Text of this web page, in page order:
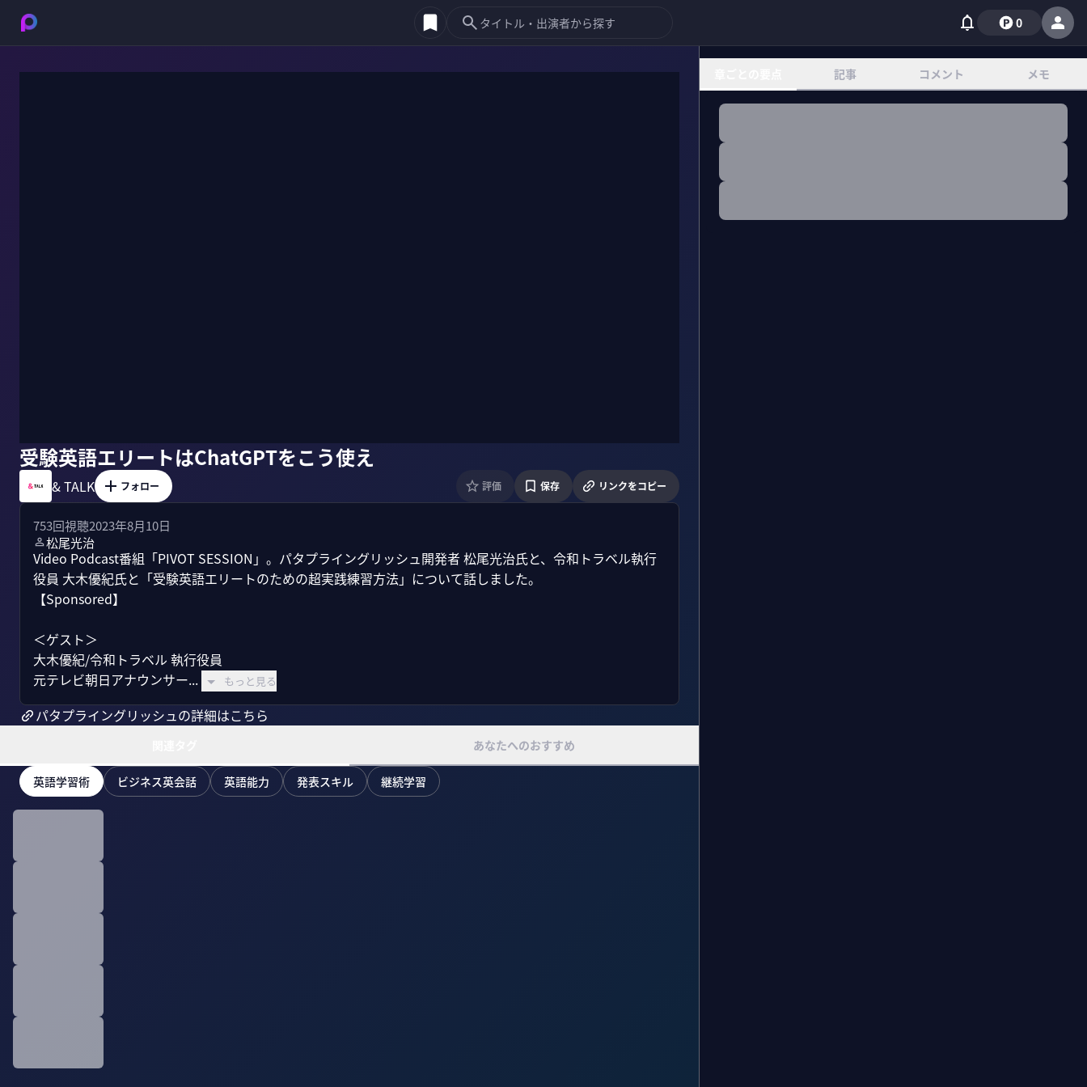
0
受験英語エリートはChatGPTをこう使え
& TALK フォロー 評価 保存 リンクをコピー
753回視聴2023年8月10日
松尾光治
Video Podcast番組「PIVOT SESSION」。パタプライングリッシュ開発者 松尾光治氏と、令和トラベル執行
役員 大木優紀氏と「受験英語エリートのための超実践練習方法」について話しました。
【Sponsored】
＜ゲスト＞
大木優紀/令和トラベル 執行役員
元テレビ朝日アナウンサー...
もっと見る
パタプライングリッシュの詳細はこちら
あなたへのおすすめ
英語学習術 ビジネス英会話 英語能力 発表スキル 継続学習
記事 コメント メモ